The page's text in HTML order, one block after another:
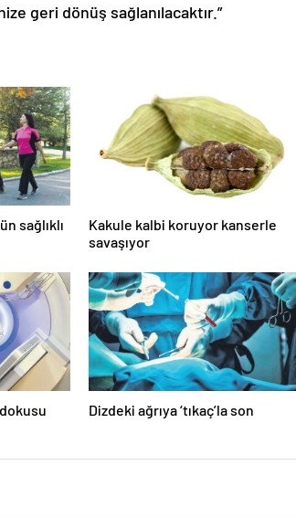
geri dönüş sağlanılacaktır.”
sağlıklı
Kakule kalbi koruyor kanserle
savaşıyor
Dizdeki ağrıya ‘tıkaç’la son